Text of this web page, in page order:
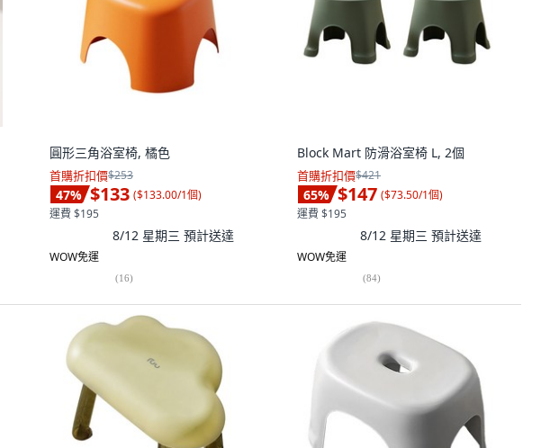
圓形三角浴室椅, 橘色
首購折扣價$253
47% $133 ($133.00/1個)
運費 $195
8/12 星期三 預計送達
WOW免運
(16)
Block Mart 防滑浴室椅 L, 2個
首購折扣價$421
65% $147 ($73.50/1個)
運費 $195
8/12 星期三 預計送達
WOW免運
(84)